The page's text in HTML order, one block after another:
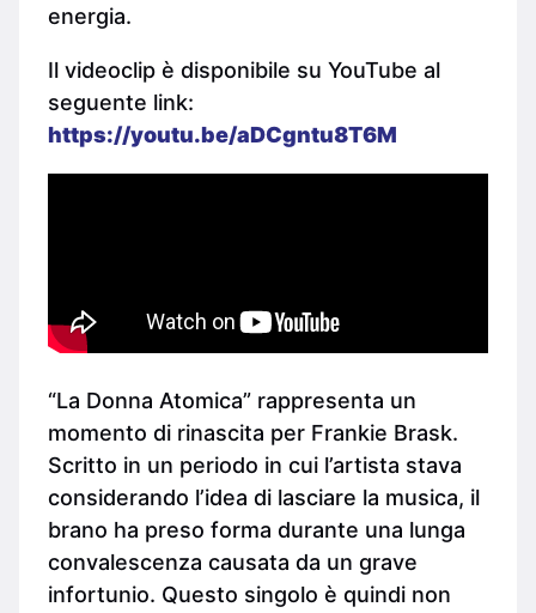
energia.
Il videoclip è disponibile su YouTube al
seguente link:
https://youtu.be/aDCgntu8T6M
“La Donna Atomica” rappresenta un
momento di rinascita per Frankie Brask.
Scritto in un periodo in cui l’artista stava
considerando l’idea di lasciare la musica, il
brano ha preso forma durante una lunga
convalescenza causata da un grave
infortunio. Questo singolo è quindi non